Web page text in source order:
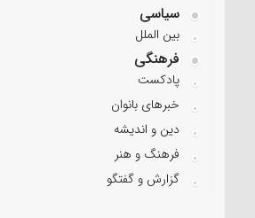
سیاسی
بین الملل
فرهنگی
پادکست
خبرهای بانوان
دین و اندیشه
فرهنگ و هنر
گزارش و گفتگو